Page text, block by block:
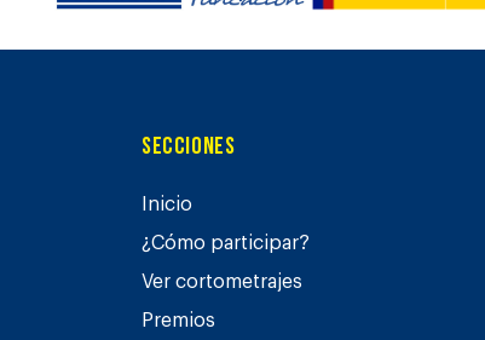
Secciones
Inicio
¿Cómo participar?
Ver cortometrajes
Premios